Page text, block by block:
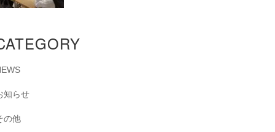
知らせ
の他